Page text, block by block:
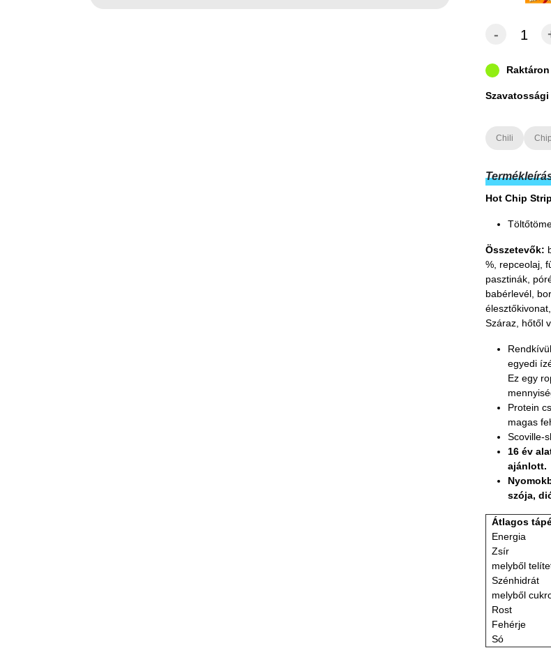
-
Raktáron
Chili
Hot Chip
Összetevők:
%, repceolaj,
pasztinák,
babérlevél,
Száraz, hőtől
egyedi
Ez egy
Protein
magas
Scoville-
16 év
ajánlott.
szója,
Átlagos
Energia
Zsír
melyből
Szénhidrát
melyből
Rost
Fehérje
Só